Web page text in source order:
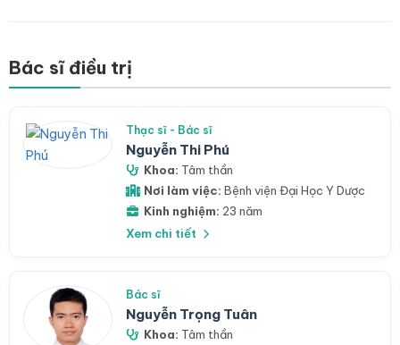
Bác sĩ điều trị
Thạc sĩ - Bác sĩ
Nguyễn Thi Phú
Khoa: Tâm thần
Nơi làm việc: Bệnh viện Đại Học Y Dược
Kinh nghiệm: 23 năm
Xem chi tiết
Bác sĩ
Nguyễn Trọng Tuân
Khoa: Tâm thần